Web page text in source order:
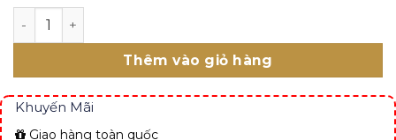
out of 5
Muỗng - Jasmine - Chỉ Vàng số lượng
Thêm vào giỏ hàng
Khuyến Mãi
Giao hàng toàn quốc